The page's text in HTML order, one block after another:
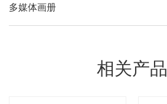
多媒体画册
相关产品